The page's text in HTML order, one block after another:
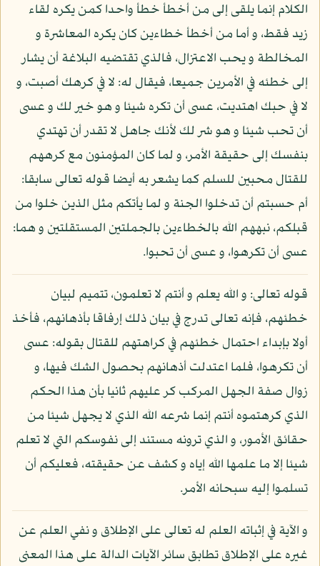
الكلام إنما يلقى إلى من أخطأ خطأ واحدا كمن يكره لقاء
زيد فقط، و أما من أخطأ خطاءين كان يكره المعاشرة و
المخالطة و يحب الاعتزال، فالذي تقتضيه البلاغة أن يشار
إلى خطئه في الأمرين جميعا، فيقال له: لا في كرهك أصبت، و
لا في حبك اهتديت، عسى أن تكره شيئا و هو خير لك و عسى
أن تحب شيئا و هو شر لك لأنك جاهل لا تقدر أن تهتدي
بنفسك إلى حقيقة الأمر، و لما كان المؤمنون مع كرههم
للقتال محبين للسلم كما يشعر به أيضا قوله تعالى سابقا:
أم حسبتم أن تدخلوا الجنة و لما يأتكم مثل الذين خلوا من
قبلكم، نبههم الله بالخطاءين بالجملتين المستقلتين و هما:
عسى أن تكرهوا، و عسى أن تحبوا.
قوله تعالى: و الله يعلم و أنتم لا تعلمون، تتميم لبيان
خطئهم، فإنه تعالى تدرج في بيان ذلك إرفاقا بأذهانهم، فأخذ
أولا بإبداء احتمال خطئهم في كراهتهم للقتال بقوله: عسى
أن تكرهوا، فلما اعتدلت أذهانهم بحصول الشك فيها، و
زوال صفة الجهل المركب كر عليهم ثانيا بأن هذا الحكم
الذي كرهتموه أنتم إنما شرعه الله الذي لا يجهل شيئا من
حقائق الأمور، و الذي ترونه مستند إلى نفوسكم التي لا تعلم
شيئا إلا ما علمها الله إياه و كشف عن حقيقته، فعليكم أن
تسلموا إليه سبحانه الأمر.
و الآية في إثباته العلم له تعالى على الإطلاق و نفي العلم عن
غيره على الإطلاق تطابق سائر الآيات الدالة على هذا المعنى